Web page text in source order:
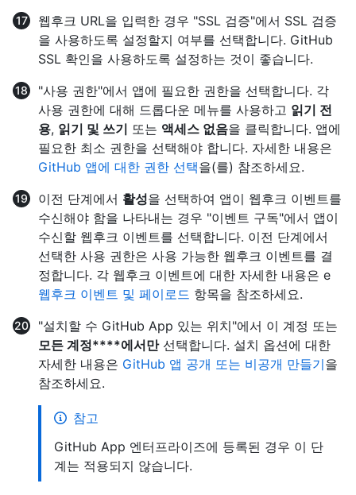
웹후크 URL을 입력한 경우 "SSL 검증"에서 SSL 검증
을 사용하도록 설정할지 여부를 선택합니다. GitHub
SSL 확인을 사용하도록 설정하는 것이 좋습니다.
"사용 권한"에서 앱에 필요한 권한을 선택합니다. 각
사용 권한에 대해 드롭다운 메뉴를 사용하고 읽기 전
용, 읽기 및 쓰기 또는 액세스 없음을 클릭합니다. 앱에
필요한 최소 권한을 선택해야 합니다. 자세한 내용은
GitHub 앱에 대한 권한 선택을(를) 참조하세요.
이전 단계에서 활성을 선택하여 앱이 웹후크 이벤트를
수신해야 함을 나타내는 경우 "이벤트 구독"에서 앱이
수신할 웹후크 이벤트를 선택합니다. 이전 단계에서
선택한 사용 권한은 사용 가능한 웹후크 이벤트를 결
정합니다. 각 웹후크 이벤트에 대한 자세한 내용은 e
웹후크 이벤트 및 페이로드 항목을 참조하세요.
"설치할 수 GitHub App 있는 위치"에서 이 계정 또는
모든 계정****에서만선택합니다. 설치 옵션에 대한
자세한 내용은 GitHub 앱 공개 또는 비공개 만들기을
참조하세요.
참고
GitHub App 엔터프라이즈에 등록된 경우 이 단
계는 적용되지 않습니다.